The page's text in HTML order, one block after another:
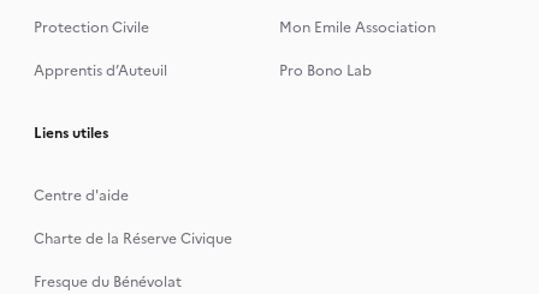
Protection Civile
Mon Emile Association
Apprentis d’Auteuil
Pro Bono Lab
Liens utiles
Centre d'aide
Charte de la Réserve Civique
Fresque du Bénévolat